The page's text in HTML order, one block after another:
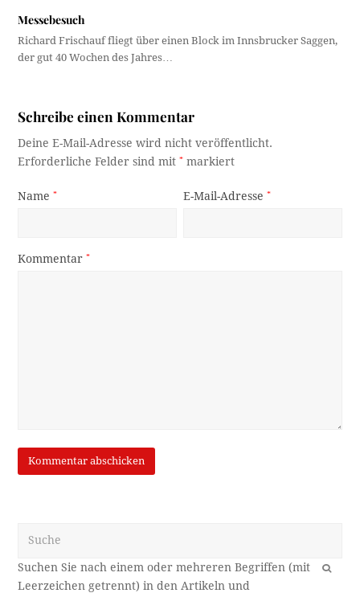
Messebesuch
Richard Frischauf fliegt über einen Block im Innsbrucker Saggen,
der gut 40 Wochen des Jahres…
Schreibe einen Kommentar
Deine E-Mail-Adresse wird nicht veröffentlicht.
Erforderliche Felder sind mit* markiert
Name* E-Mail-Adresse*
Kommentar*
OK